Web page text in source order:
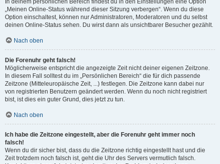
In deinem persönlichen Bereich findest du in den Einstellungen eine Option
„Meinen Online-Status während dieser Sitzung verbergen“. Wenn du diese
Option einschaltest, können nur Administratoren, Moderatoren und du selbst
deinen Online-Status sehen. Du wirst dann als unsichtbarer Besucher gezählt.
Nach oben
Die Forenuhr geht falsch!
Möglicherweise entspricht die angezeigte Zeit nicht deiner eigenen Zeitzone.
In diesem Fall solltest du im „Persönlichen Bereich“ die für dich passende
Zeitzone (Mitteleuropäische Zeit, ...) festlegen. Die Zeitzone kann dabei nur
von registrierten Benutzern geändert werden. Wenn du noch nicht registriert
bist, ist dies ein guter Grund, dies jetzt zu tun.
Nach oben
Ich habe die Zeitzone eingestellt, aber die Forenuhr geht immer noch
falsch!
Wenn du dir sicher bist, dass du die Zeitzone richtig eingestellt hast und die
Zeit trotzdem noch falsch ist, geht die Uhr des Servers vermutlich falsch.